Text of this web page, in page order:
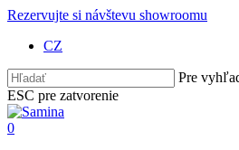
Skip
main
Rezervujte si návštevu showroomu
CZ
Pre
ESC pre zatvorenie
Close
Search
Hľadať
0